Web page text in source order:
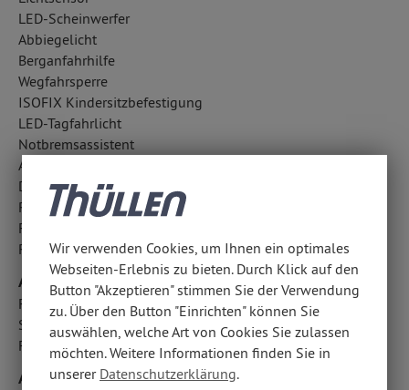
LED-Scheinwerfer
Abbiegelicht
Berganfahrhilfe
Wegfahrsperre
ISOFIX Kindersitzbefestigung
LED-Tagfahrlicht
Notbremsassistent
Aufmerksamkeitsassistent
Diebstahlwarnanlage
Regensensor
Fahrlichtautomatik
Reifendruckkontrolle
Airbags
Fondairbags
Seitenairbag vorn
Fahrer- /Beifahrerairbag
Audio & Kommunikation
Wir verwenden Cookies, um Ihnen ein optimales
Webseiten-Erlebnis zu bieten. Durch Klick auf den
Button "Akzeptieren" stimmen Sie der Verwendung
zu. Über den Button "Einrichten" können Sie
auswählen, welche Art von Cookies Sie zulassen
möchten. Weitere Informationen finden Sie in
unserer Datenschutzerklärung.